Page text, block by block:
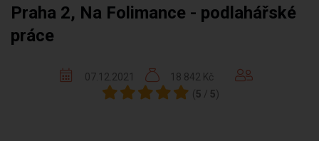
Praha 2, Na Folimance - podlahářské
práce
07.12.2021
18 842 Kč
( 5 / 5)